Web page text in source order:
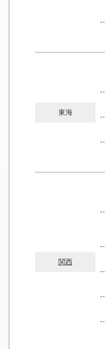
東海
関西